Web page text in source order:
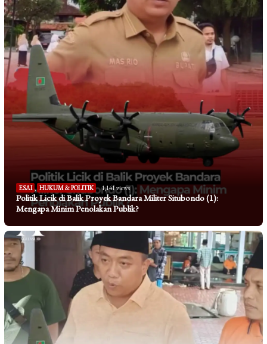
ESAI , HUKUM & POLITIK 1,141 views
Politik Licik di Balik Proyek Bandara Militer Situbondo (1):
Mengapa Minim Penolakan Publik?